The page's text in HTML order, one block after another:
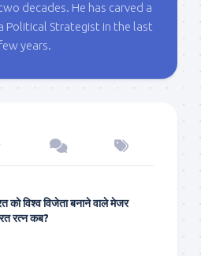
decades. He has carved a
Political Strategist in the last
few years.
को विश्व विजेता बनाने वाले मेजर
रत्न कब?